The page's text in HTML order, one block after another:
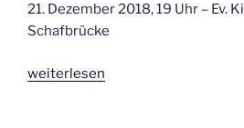
21. Dezember 2018, 19 Uhr – Ev.
Schafbrücke
„Sei
weiterlesen